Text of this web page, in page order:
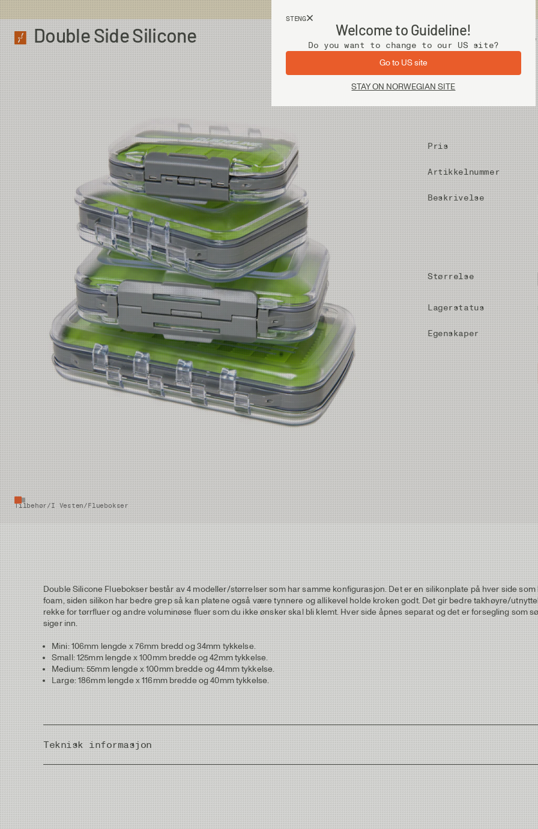
STENG
Welcome to Guideline!
Do you want to change to our US site?
Go to US site
STAY ON NORWEGIAN SITE
Double Side Silicone
Tilbehør/I Vesten/Fluebokser
Pris
Artikkelnummer
Beskrivelse
Størrelse
Lagerstatus
Egenskaper
Double Silicone Fluebokser består av 4 modeller/størrelser som har samme konfigurasjon. Det er en silikonplate på hver side
foam, siden silikon har bedre grep så kan platene også være tynnere og allikevel holde kroken godt. Det gir bedre takhøyre/
rekke for tørrfluer og andre voluminøse fluer som du ikke ønsker skal bli klemt. Hver side åpnes separat og det er forsegling som
siger inn.
Mini: 106mm lengde x 76mm bredd og 34mm tykkelse.
Small: 125mm lengde x 100mm bredde og 42mm tykkelse.
Medium: 55mm lengde x 100mm bredde og 44mm tykkelse.
Large: 186mm lengde x 116mm bredde og 40mm tykkelse.
Teknisk informasjon
Weight
Measurements